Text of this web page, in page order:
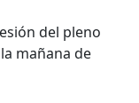
del pleno
mañana de